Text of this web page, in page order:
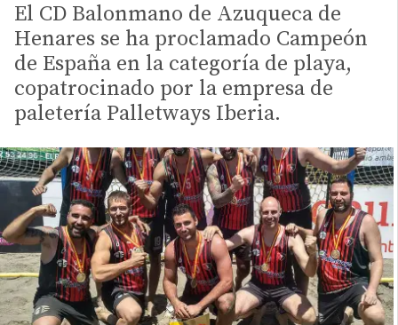
El CD Balonmano de Azuqueca de
Henares se ha proclamado Campeón
de España en la categoría de playa,
copatrocinado por la empresa de
paletería Palletways Iberia.